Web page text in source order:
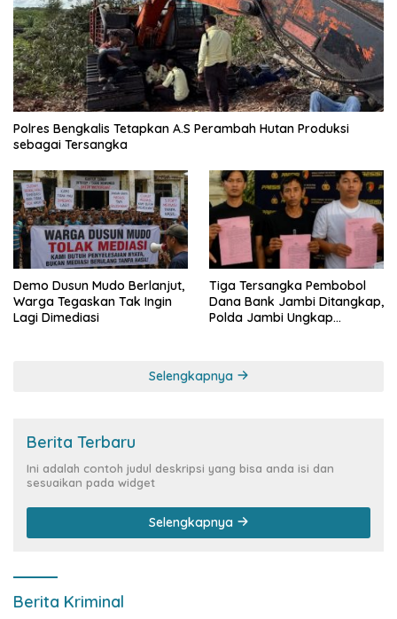
Polres Bengkalis Tetapkan A.S Perambah Hutan Produksi
sebagai Tersangka
Demo Dusun Mudo Berlanjut,
Warga Tegaskan Tak Ingin
Lagi Dimediasi
Tiga Tersangka Pembobol
Dana Bank Jambi Ditangkap,
Polda Jambi Ungkap
Selengkapnya
Berita Terbaru
Ini adalah contoh judul deskripsi yang bisa anda isi dan
sesuaikan pada widget
Selengkapnya
Berita Kriminal